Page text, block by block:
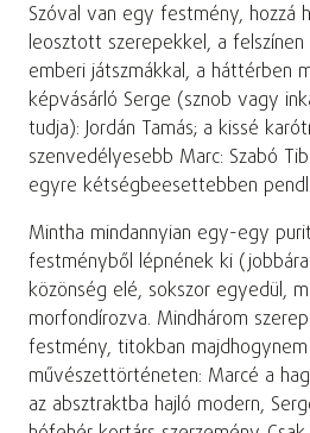
Szóval van egy festmény, hozzá
leosztott szerepekkel, a
emberi játszmákkal, a háttérben
képvásárló Serge (sznob vagy
tudja): Jordán Tamás; a kissé
szenvedélyesebb Marc: Szabó
egyre kétségbeesettebben
Mintha mindannyian egy-egy
festményből lépnének ki
közönség elé, sokszor egyedül,
morfondírozva. Mindhárom
festmény, titokban
művészettörténeten: Marcé a
az absztraktba hajló modern,